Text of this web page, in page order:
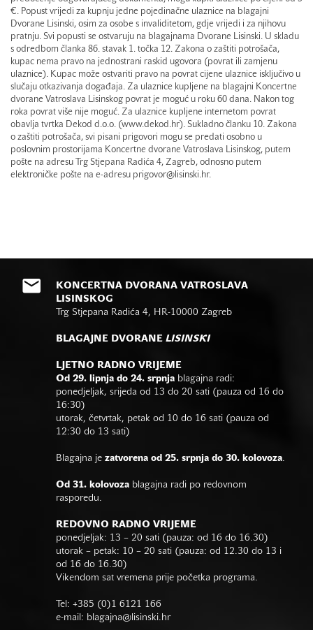
€. Popust vrijedi za kupnju jedne pojedinačne ulaznice na blagajni
Dvorane Lisinski, osim za osobe s invaliditetom, gdje vrijedi i za njihovu
pratnju. Svi popusti se ostvaruju na blagajnama Dvorane Lisinski. U skladu
s odredbom članka 86. stavak 1. točka 12. Zakona o zaštiti potrošača,
kupac nema pravo na jednostrani raskid ugovora (povrat ili zamjenu
ulaznice). Kupac može ostvariti pravo na povrat cijene ulaznice isključivo u
slučaju otkazivanja događaja. Za ulaznice kupljene na blagajni Koncertne
dvorane Vatroslava Lisinskog povrat je moguć u roku 60 dana. Nakon tog
roka povrat više nije moguć. Za ulaznice kupljene internetom povrat
obavlja tvrtka Dekod d.o.o. (www.dekod.hr). Sukladno članku 10. Zakona
o zaštiti potrošača, svi pisani prigovori mogu se predati osobno u
poslovnim prostorijama Koncertne dvorane Vatroslava Lisinskog, putem
pošte na adresu Trg Stjepana Radića 4, Zagreb, odnosno putem
elektroničke pošte na e-adresu prigovor@lisinski.hr.
KONCERTNA DVORANA VATROSLAVA
LISINSKOG
Trg Stjepana Radića 4, HR-10000 Zagreb
BLAGAJNE DVORANE LISINSKI
LJETNO RADNO VRIJEME
Od 29. lipnja do 24. srpnja blagajna radi:
ponedjeljak, srijeda od 13 do 20 sati (pauza od 16 do
16:30)
utorak, četvrtak, petak od 10 do 16 sati (pauza od
12:30 do 13 sati)
Blagajna je zatvorena od 25. srpnja do 30. kolovoza.
Od 31. kolovoza blagajna radi po redovnom
rasporedu.
REDOVNO RADNO VRIJEME
ponedjeljak: 13 – 20 sati (pauza: od 16 do 16.30)
utorak – petak: 10 – 20 sati (pauza: od 12.30 do 13 i
od 16 do 16.30)
Vikendom sat vremena prije početka programa.
Tel: +385 (0)1 6121 166
e-mail: blagajna@lisinski.hr